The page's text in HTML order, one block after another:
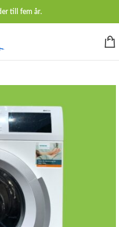
till fem år.